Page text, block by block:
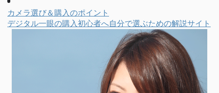
カメラ選び＆購入のポイント
デジタル一眼の購入初心者へ自分で選ぶための解説サイト